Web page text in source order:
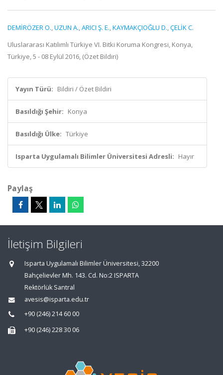
DEMİRÖZER O.,UZUN A.,ARICI Ş. E.,KAYMAKÇIOĞLU D.,ÇELİK C.
Uluslararası Katılımlı Türkiye VI. Bitki Koruma Kongresi, Konya,
Türkiye, 5 - 08 Eylül 2016, (Özet Bildiri)
Yayın Türü: Bildiri / Özet Bildiri
Basıldığı Şehir: Konya
Basıldığı Ülke: Türkiye
Isparta Uygulamalı Bilimler Üniversitesi Adresli: Hayır
Paylaş
İletişim Bilgileri
Isparta Uygulamalı Bilimler Üniversitesi, 32200
Bahçelievler Mh. 143. Cd. No:2 ISPARTA
Rektörlük Santral
avesis@isparta.edu.tr
+90 (246) 214 60 00
+90 (246) 228 30 06